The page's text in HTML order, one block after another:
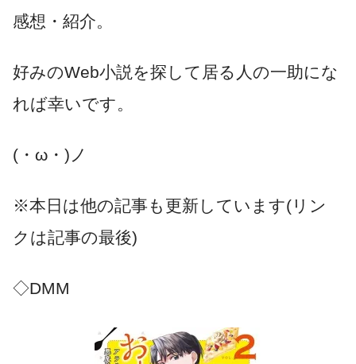
感想・紹介。
好みのWeb小説を探して居る人の一助にな
れば幸いです。
(・ω・)ノ
※本日は他の記事も更新しています(リン
クは記事の最後)
◇DMM